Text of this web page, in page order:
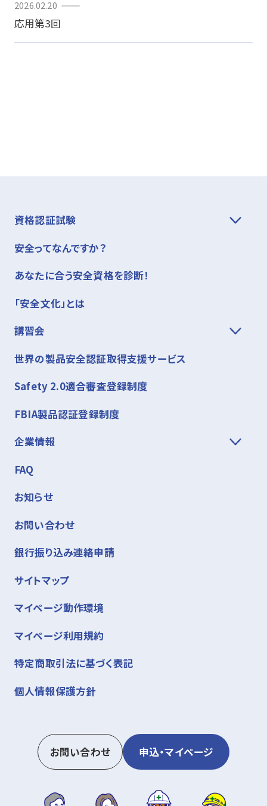
2026.02.20
応用第3回
資格認証試験
安全ってなんですか？
あなたに合う安全資格を診断！
「安全文化」とは
講習会
世界の製品安全認証取得支援サービス
Safety 2.0適合審査登録制度
FBIA製品認証登録制度
企業情報
FAQ
お知らせ
お問い合わせ
銀行振り込み連絡申請
サイトマップ
マイページ動作環境
マイページ利用規約
特定商取引法に基づく表記
個人情報保護方針
お問い合わせ 申込・マイページ